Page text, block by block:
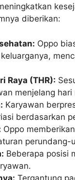
diberikan:
Oppo
Raya (THR):
menjelang
Karyawan
berdasarkan
Oppo
perundang-
Beberapa posisi
Tergantung